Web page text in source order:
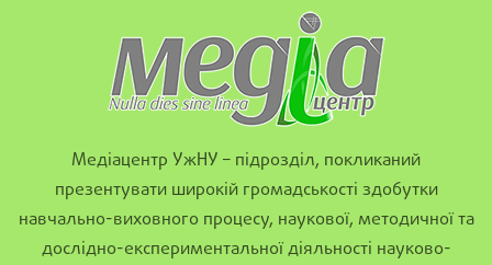
Медіацентр УжНУ – підрозділ, покликаний
презентувати широкій громадськості здобутки
навчально-виховного процесу, наукової, методичної та
дослідно-експериментальної діяльності науково-